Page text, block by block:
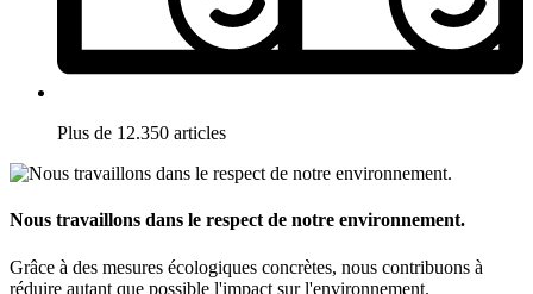
Plus de 12.350 articles
Nous travaillons dans le respect de notre environnement.
Grâce à des mesures écologiques concrètes, nous contribuons à
réduire autant que possible l'impact sur l'environnement.